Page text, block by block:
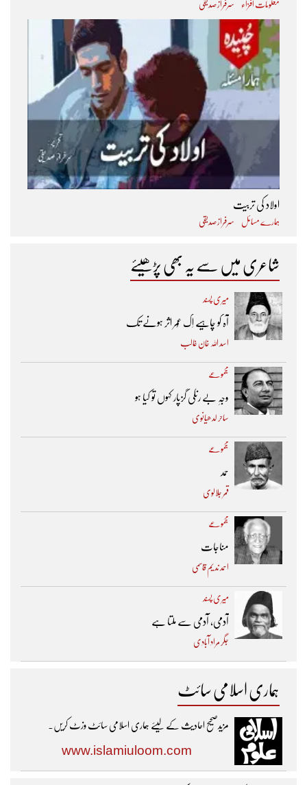
معلومات افزاء سرفراز صدیقی
اولاد کی تربیت
ہمارے مسائل سرفراز صدیقی
شاعری میں سے یہ بھی پڑھیئے
میری پسند
آہ کو چاہیے اِک عُمر اثر ہونے تک ​
اسد اللہ خان غالب
مجموعے
وجہِ بے رنگی گزپار کہوں تو کیا ہو
ساحر لدھیانوی
مجموعے
حمد
قمر جلالوی
مجموعے
مناجات
احمد ندیم قاسمی
میری پسند
آدمی، آدمی سے ملتا ہے
جگر مراد آبادی
ہماری اسلامی سائٹ
مزیدصحیح احادیث کے لیئے ہماری اسلامی سائٹ وزٹ کریں۔
www.islamiuloom.com